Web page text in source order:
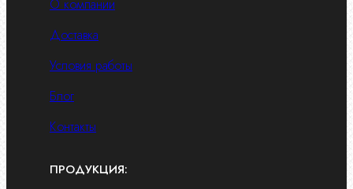
О компании
Доставка
Условия работы
Блог
Контакты
ПРОДУКЦИЯ: